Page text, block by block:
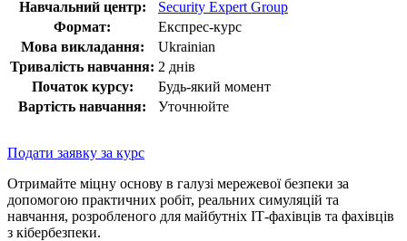
Навчальний центр:
Security Expert Group
Формат:
Експрес-курс
Мова викладання:
Ukrainian
Тривалість навчання: 2 днів
Початок курсу:
Будь-який момент
Вартість навчання:
Уточнюйте
Подати заявку за курс
Отримайте міцну основу в галузі мережевої безпеки за
допомогою практичних робіт, реальних симуляцій та
навчання, розробленого для майбутніх ІТ-фахівців та фахівців
з кібербезпеки.